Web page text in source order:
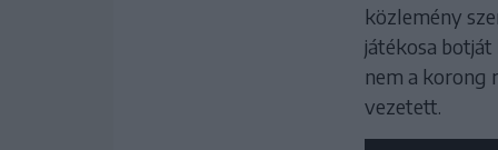
közlemény
játékosa
nem a korong
vezetett.